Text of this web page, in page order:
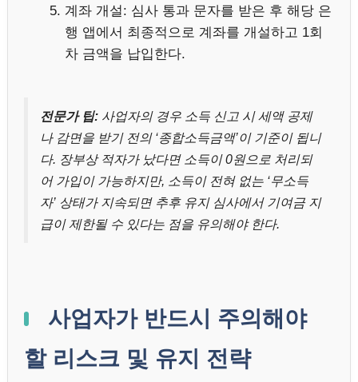
계좌 개설: 심사 통과 문자를 받은 후 해당 은
행 앱에서 최종적으로 계좌를 개설하고 1회
차 금액을 납입한다.
전문가 팁: 사업자의 경우 소득 신고 시 세액 공제
나 감면을 받기 전의 ‘종합소득금액’이 기준이 됩니
다. 장부상 적자가 났다면 소득이 0원으로 처리되
어 가입이 가능하지만, 소득이 전혀 없는 ‘무소득
자’ 상태가 지속되면 추후 유지 심사에서 기여금 지
급이 제한될 수 있다는 점을 유의해야 한다.
사업자가 반드시 주의해야
할 리스크 및 유지 전략